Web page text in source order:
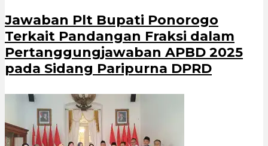
Jawaban Plt Bupati Ponorogo
Terkait Pandangan Fraksi dalam
Pertanggungjawaban APBD 2025
pada Sidang Paripurna DPRD